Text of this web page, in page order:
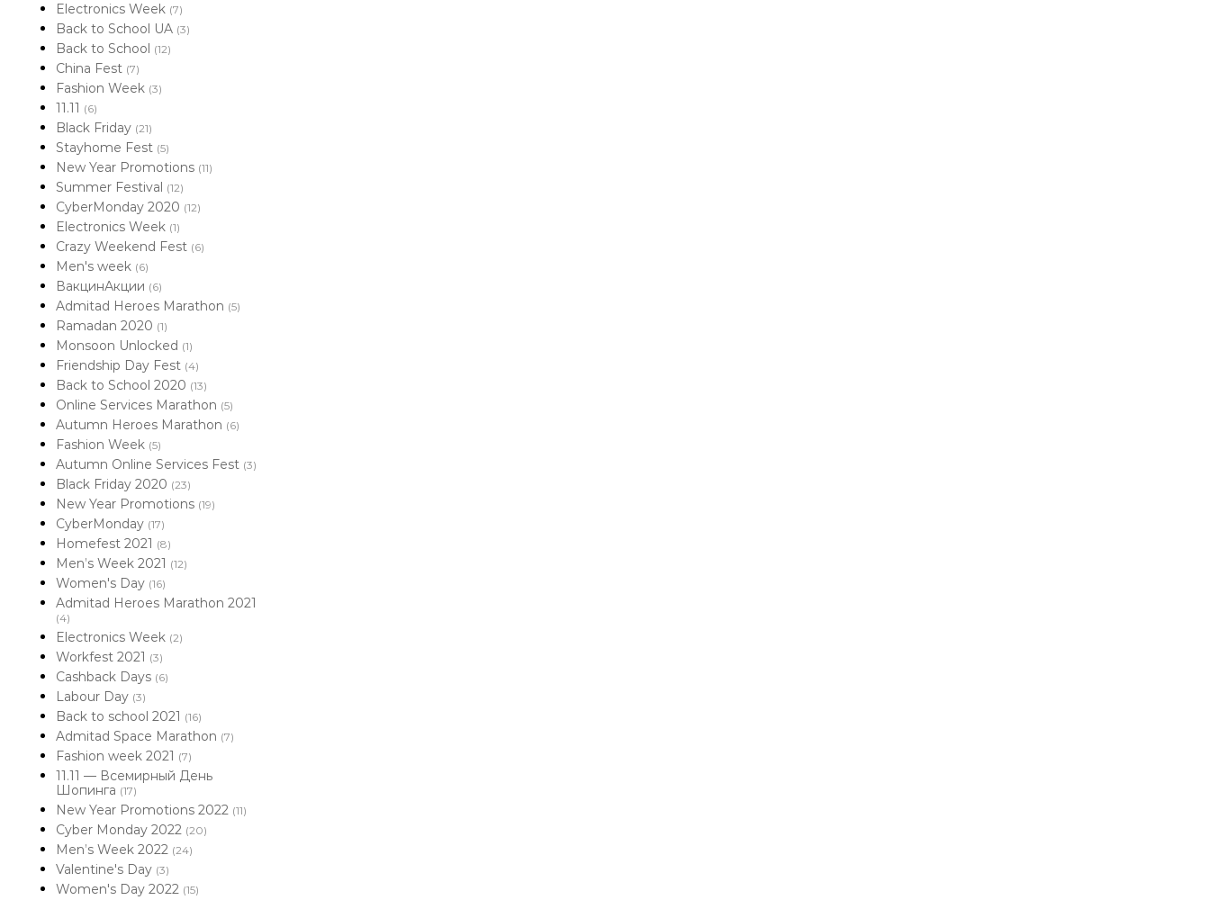
Electronics Week (7)
Back to School UA (3)
Back to School (12)
China Fest (7)
Fashion Week (3)
11.11 (6)
Black Friday (21)
Stayhome Fest (5)
New Year Promotions (11)
Summer Festival (12)
CyberMonday 2020 (12)
Electronics Week (1)
Crazy Weekend Fest (6)
Men's week (6)
ВакцинАкции (6)
Admitad Heroes Marathon (5)
Ramadan 2020 (1)
Monsoon Unlocked (1)
Friendship Day Fest (4)
Back to School 2020 (13)
Online Services Marathon (5)
Autumn Heroes Marathon (6)
Fashion Week (5)
Autumn Online Services Fest (3)
Black Friday 2020 (23)
New Year Promotions (19)
CyberMonday (17)
Homefest 2021 (8)
Men’s Week 2021 (12)
Women's Day (16)
Admitad Heroes Marathon 2021
(4)
Electronics Week (2)
Workfest 2021 (3)
Cashback Days (6)
Labour Day (3)
Back to school 2021 (16)
Admitad Space Marathon (7)
Fashion week 2021 (7)
11.11 — Всемирный День
Шопинга (17)
New Year Promotions 2022 (11)
Cyber Monday 2022 (20)
Men’s Week 2022 (24)
Valentine's Day (3)
Women's Day 2022 (15)